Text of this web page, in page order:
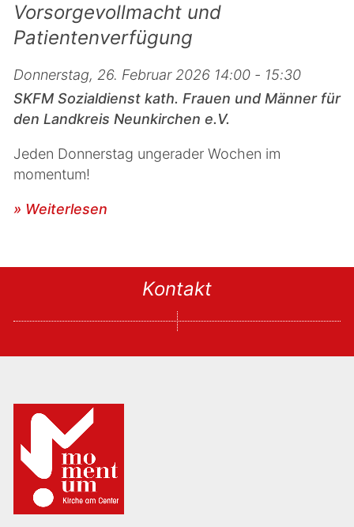
Vorsorgevollmacht und
Patientenverfügung
Donnerstag, 26. Februar 2026 14:00 - 15:30
SKFM Sozialdienst kath. Frauen und Männer für
den Landkreis Neunkirchen e.V.
Jeden Donnerstag ungerader Wochen im
momentum!
» Weiterlesen
Kontakt